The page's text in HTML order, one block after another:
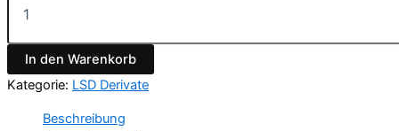
per
1S-
LSD
20mcg
Menge
In den Warenkorb
Kategorie: LSD Derivate
Beschreibung